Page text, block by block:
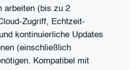
arbeiten (bis zu 2
Zugriff, Echtzeit-
kontinuierliche Updates
(einschließlich
Kompatibel mit